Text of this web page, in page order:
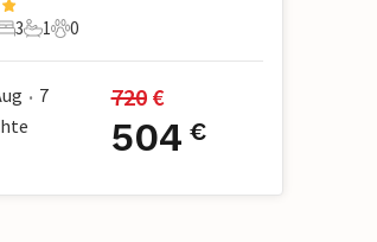
Schlafzimmer
3
1 Badezimmer
1
0 Haustiere
0
• 7
720 €
504 €